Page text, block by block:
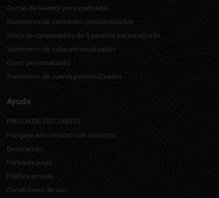
Gorras de béisbol personalizadas
Sombreros de camionero personalizados
Gorra de campamento de 5 paneles personalizada
Sombreros de cubo personalizados
Gorro personalizado
Sombreros de cuerda personalizados
Ayuda
PREGUNTAS FRECUENTES
Póngase en contacto con nosotros
Decoración
Forma de pago
Política privada
Condiciones de uso